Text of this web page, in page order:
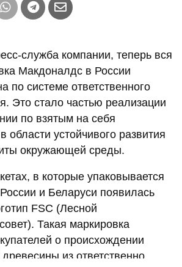
служба компании, теперь вся
Макдоналдс в России
по системе ответственного
Это стало частью реализации
по взятым на себя
области устойчивого развития
окружающей среды.
в которые упаковывается
и Беларуси появилась
FSC (Лесной
Такая маркировка
о происхождении
из ответственно